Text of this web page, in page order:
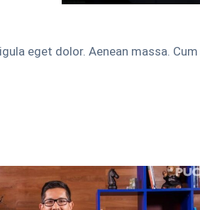
eget dolor. Aenean massa.